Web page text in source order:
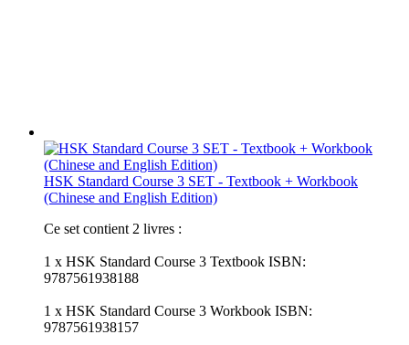
HSK Standard Course 3 SET - Textbook + Workbook
(Chinese and English Edition)
Ce set contient 2 livres :
1 x HSK Standard Course 3 Textbook ISBN:
9787561938188
1 x HSK Standard Course 3 Workbook ISBN:
9787561938157